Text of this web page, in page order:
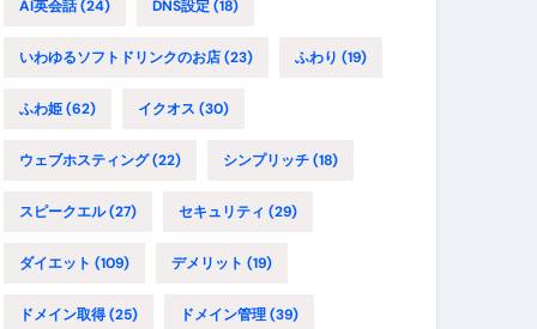
AI英会話(24) DNS設定(18)
いわゆるソフトドリンクのお店(23) ふわり (19)
ふわ姫(62) イクオス (30)
ウェブホスティング(22) シンプリッチ(18)
スピークエル(27) セキュリティ (29)
ダイエット (109) デメリット (19)
ドメイン取得(25) ドメイン管理(39)